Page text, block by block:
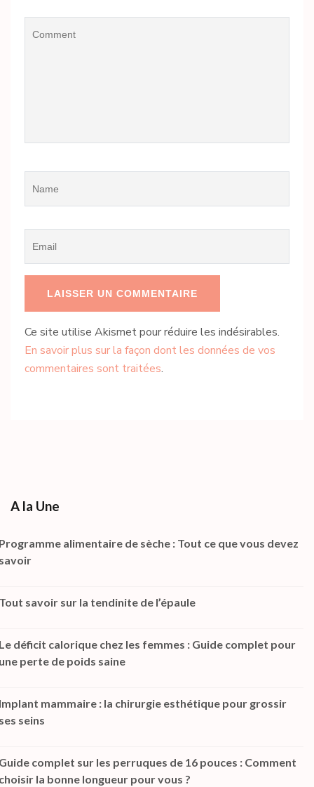
Ce site utilise Akismet pour réduire les indésirables.
En savoir plus sur la façon dont les données de vos
commentaires sont traitées.
A la Une
alimentaire de sèche : Tout ce que vous devez
savoir sur la tendinite de l’épaule
déficit calorique chez les femmes : Guide complet pour
perte de poids saine
mammaire : la chirurgie esthétique pour grossir
seins
complet sur les perruques de 16 pouces : Comment
la bonne longueur pour vous ?